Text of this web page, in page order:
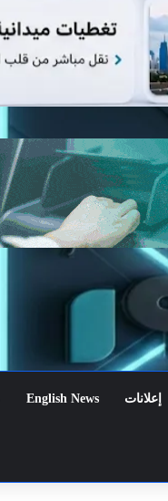
إعلانات English News